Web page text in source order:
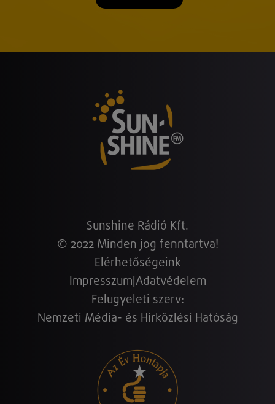
Sunshine Rádió Kft.
© 2022 Minden jog fenntartva!
Elérhetőségeink
Impresszum Adatvédelem
Felügyeleti szerv:
Nemzeti Média- és Hírközlési Hatóság